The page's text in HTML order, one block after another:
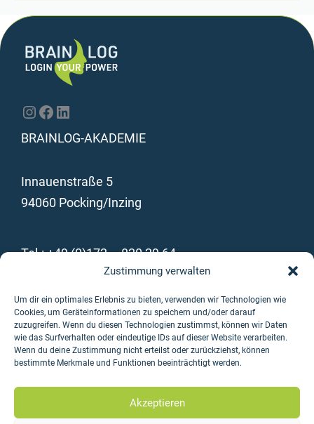
Zustimmung verwalten
Um dir ein optimales Erlebnis zu bieten, verwenden wir Technologien wie
Cookies, um Geräteinformationen zu speichern und/oder darauf
zuzugreifen. Wenn du diesen Technologien zustimmst, können wir Daten
wie das Surfverhalten oder eindeutige IDs auf dieser Website verarbeiten.
Wenn du deine Zustimmung nicht erteilst oder zurückziehst, können
bestimmte Merkmale und Funktionen beeinträchtigt werden.
Akzeptieren
Instagram
Facebook
LinkedIn
BRAINLOG-AKADEMIE
Innauenstraße 5
94060 Pocking/Inzing
Tel.: +49 (0)172 – 820 29 64
Tel.: +49 (0)8538 – 91 12 16
Fax: +49 (0)8538 – 91 12 17
info@brainlog-akademie.de
Impressum
Datenschutz